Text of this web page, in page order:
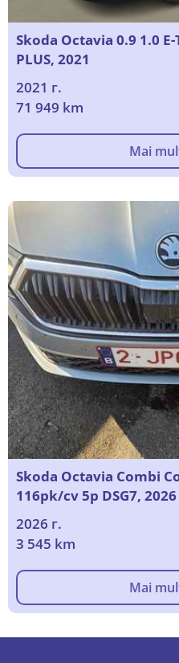
Skoda Octavia 0.9 1.0 E-
PLUS, 2021
2021 г.
71 949 km
Mai
Skoda Octavia Combi
116pk/cv 5p DSG7, 2026
2026 г.
3 545 km
Mai